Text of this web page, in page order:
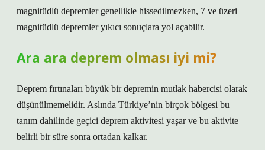
magnitüdlü depremler genellikle hissedilmezken, 7 ve üzeri
magnitüdlü depremler yıkıcı sonuçlara yol açabilir.
Ara ara deprem olması iyi mi?
Deprem fırtınaları büyük bir depremin mutlak habercisi olarak
düşünülmemelidir. Aslında Türkiye’nin birçok bölgesi bu
tanım dahilinde geçici deprem aktivitesi yaşar ve bu aktivite
belirli bir süre sonra ortadan kalkar.